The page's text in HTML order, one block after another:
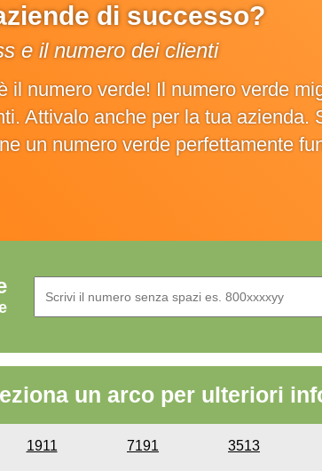
di successo?
e il numero dei clienti
il numero verde! Il numero verde
Attivalo anche per la tua
un numero verde perfettamente
un arco per ulteriori
1911 7191 3513